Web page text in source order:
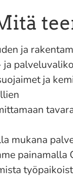
ja
ja
mukana